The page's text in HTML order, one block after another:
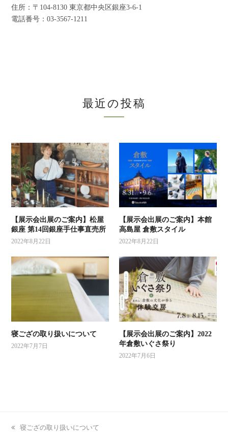
住所：〒104-8130 東京都中央区銀座3-6-1
電話番号：03-3567-1211
最近の投稿
【展示会出展のご案内】松屋
銀座 第14回銀座手仕事直売所
2022年8月22日
【展示会出展のご案内】本館
高島屋 倉敷スタイル
2022年8月22日
寝ござの取り扱いについて
2022年7月7日
【展示会出展のご案内】2022
年倉敷いぐさ祭り
2022年7月6日
previous
寝ござの取り扱いについて